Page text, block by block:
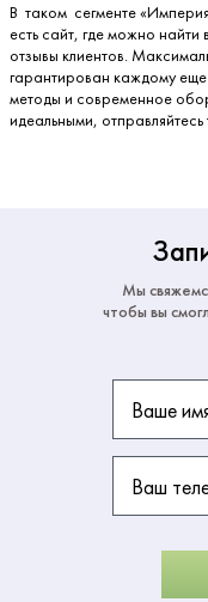
В таком сегменте
есть сайт, где можно
отзывы клиентов.
гарантирован каждому еще
методы и современное
идеальными, отправляйтесь
Мы
чтобы вы
Ваше
Ваш